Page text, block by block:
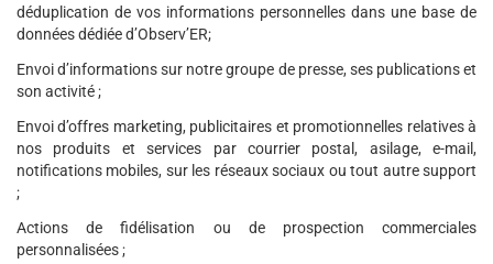
déduplication de vos informations personnelles dans une base de
données dédiée d’Observ’ER;
Envoi d’informations sur notre groupe de presse, ses publications et
son activité ;
Envoi d’offres marketing, publicitaires et promotionnelles relatives à
nos produits et services par courrier postal, asilage, e-mail,
notifications mobiles, sur les réseaux sociaux ou tout autre support
;
Actions de fidélisation ou de prospection commerciales
personnalisées ;